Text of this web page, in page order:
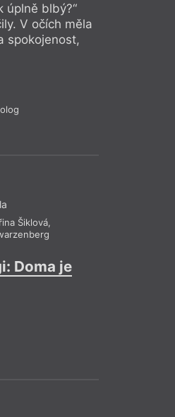
úplně blbý?“
V očích měla
spokojenost,
Šiklová,
Doma je